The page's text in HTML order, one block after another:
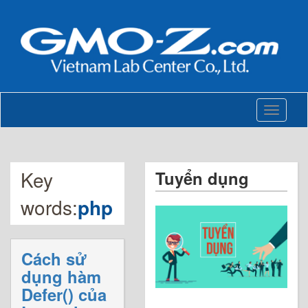
Toggle
Key
words:php
Cách sử
dụng hàm
Defer() của
Tuyển dụng